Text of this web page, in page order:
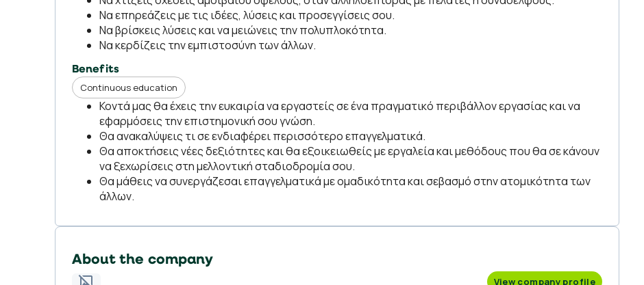
Να επηρεάζεις με τις ιδέες, λύσεις και προσεγγίσεις σου.
Να βρίσκεις λύσεις και να μειώνεις την πολυπλοκότητα.
Να κερδίζεις την εμπιστοσύνη των άλλων.
Benefits
Continuous education
Κοντά μας θα έχεις την ευκαιρία να εργαστείς σε ένα πραγματικό περιβάλλον εργασίας και να
εφαρμόσεις την επιστημονική σου γνώση.
Θα ανακαλύψεις τι σε ενδιαφέρει περισσότερο επαγγελματικά.
Θα αποκτήσεις νέες δεξιότητες και θα εξοικειωθείς με εργαλεία και μεθόδους που θα σε κάνουν
να ξεχωρίσεις στη μελλοντική σταδιοδρομία σου.
Θα μάθεις να συνεργάζεσαι επαγγελματικά με ομαδικότητα και σεβασμό στην ατομικότητα των
άλλων.
About the company
View company profile